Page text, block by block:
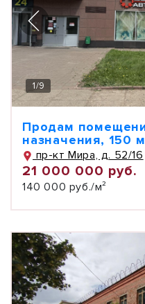
1/9
Продам
назначения, 150
пр-кт Мира, д. 52/16
21 000 000 руб.
140 000 руб./м²